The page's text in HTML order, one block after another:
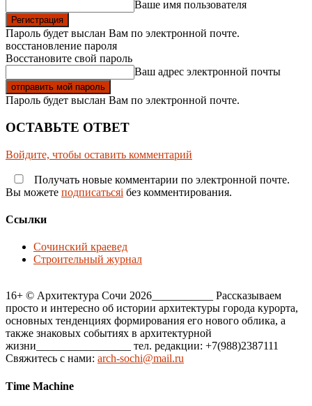
Ваше имя пользователя
Пароль будет выслан Вам по электронной почте.
восстановление пароля
Восстановите свой пароль
Ваш адрес электронной почты
Пароль будет выслан Вам по электронной почте.
ОСТАВЬТЕ ОТВЕТ
Войдите, чтобы оставить комментарий
Получать новые комментарии по электронной почте.
Вы можете подписатьсяi без комментирования.
Ссылки
Сочинский краевед
Строительный журнал
16+ © Архитектура Сочи 2026___________ Рассказываем
просто и интересно об истории архитектуры города курорта,
основных тенденциях формирования его нового облика, а
также знаковых событиях в архитектурной
жизни_________________ тел. редакции: +7(988)2387111
Свяжитесь с нами: arch-sochi@mail.ru
Time Machine